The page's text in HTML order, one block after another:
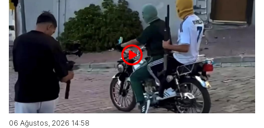
06 Ağustos, 2026 14:58